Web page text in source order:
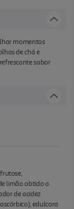
momentos
de chá e
sabor
limão obtido a
de acidez
edulcora